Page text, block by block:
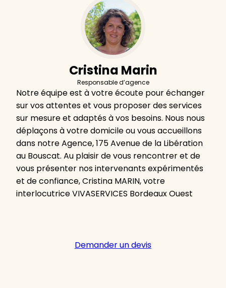
Cristina Marin
Responsable d’agence
Notre équipe est à votre écoute pour échanger
sur vos attentes et vous proposer des services
sur mesure et adaptés à vos besoins. Nous nous
déplaçons à votre domicile ou vous accueillons
dans notre Agence, 175 Avenue de la Libération
au Bouscat. Au plaisir de vous rencontrer et de
vous présenter nos intervenants expérimentés
et de confiance, Cristina MARIN, votre
interlocutrice VIVASERVICES Bordeaux Ouest
Demander un devis